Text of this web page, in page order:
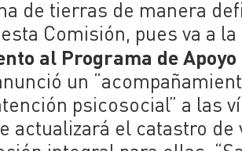
de tierras de manera
Comisión, pues va a
al Programa de
un
psicosocial” a las
actualizará el catastro